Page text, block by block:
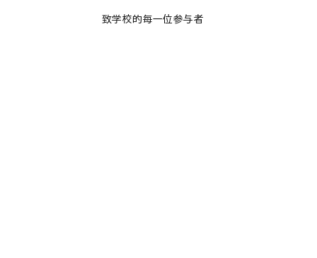
致学校的每一位参与者